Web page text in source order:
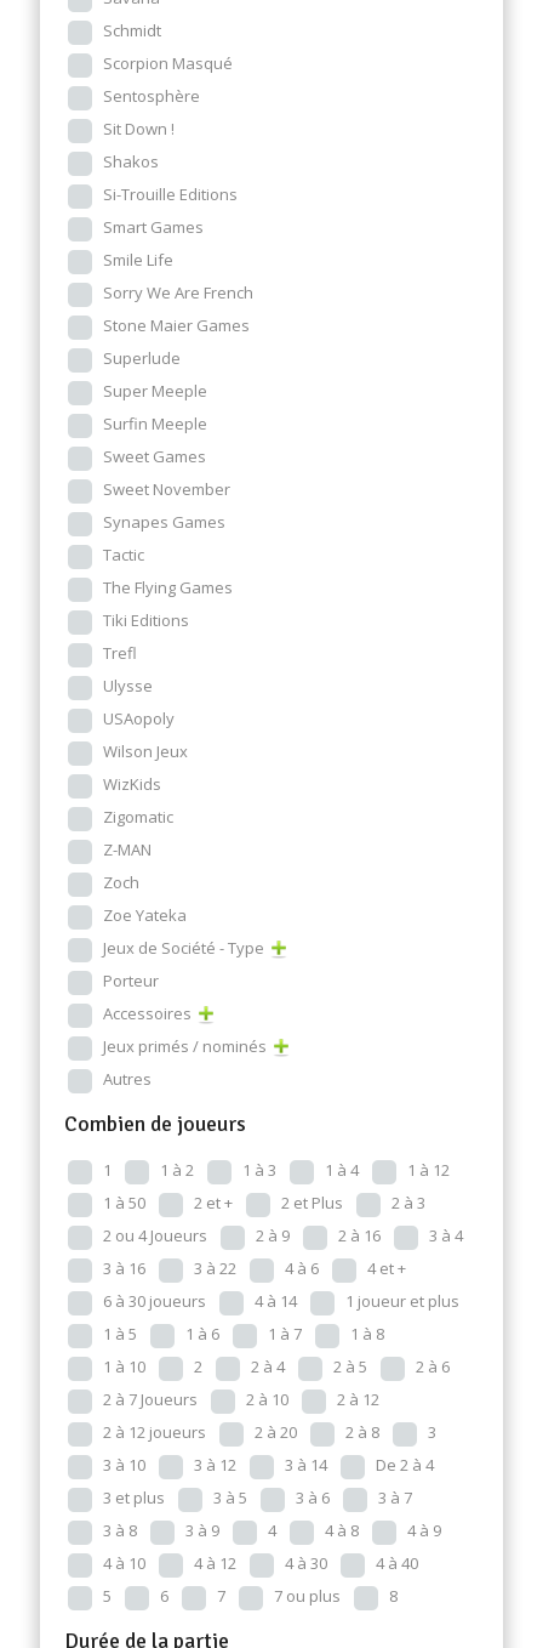
Schmidt
Scorpion Masqué
Sentosphère
Sit Down !
Shakos
Si-Trouille Editions
Smart Games
Smile Life
Sorry We Are French
Stone Maier Games
Superlude
Super Meeple
Surfin Meeple
Sweet Games
Sweet November
Synapes Games
Tactic
The Flying Games
Tiki Editions
Trefl
Ulysse
USAopoly
Wilson Jeux
WizKids
Zigomatic
Z-MAN
Zoch
Zoe Yateka
Jeux de Société - Type
Porteur
Accessoires
Jeux primés / nominés
Autres
Combien de joueurs
1 1 à 2 1 à 3 1 à 4
1 à 12
1 à 50
2 et + 2 et Plus
2 à 3
2 ou 4 Joueurs
2 à 9 2 à 16
3 à 4
3 à 16
3 à 22 4 à 6
4 et +
6 à 30 joueurs
4 à 14
1 joueur et plus
1 à 5
1 à 6 1 à 7
1 à 8
1 à 10
2 2 à 4 2 à 5
2 à 6
2 à 7 Joueurs
2 à 10
2 à 12
2 à 12 joueurs
2 à 20 2 à 8
3
3 à 10
3 à 12 3 à 14
De 2 à 4
3 et plus
3 à 5 3 à 6
3 à 7
3 à 8
3 à 9 4 4 à 8
4 à 9
4 à 10
4 à 12 4 à 30
4 à 40
5
6 7 7 ou plus 8
Durée de la partie